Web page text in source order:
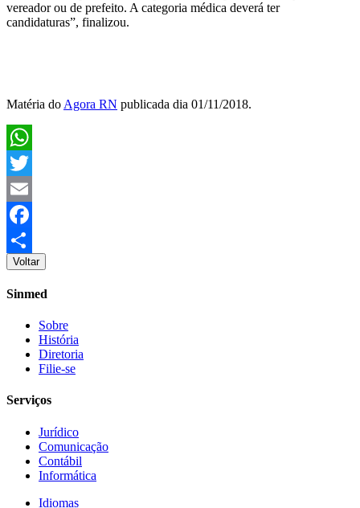
vereador ou de prefeito. A categoria médica deverá ter
candidaturas”, finalizou.
Matéria do Agora RN publicada dia 01/11/2018.
WhatsApp
Twitter
Email
Facebook
Share
Voltar
Sinmed
Sobre
História
Diretoria
Filie-se
Serviços
Jurídico
Comunicação
Contábil
Informática
Idiomas